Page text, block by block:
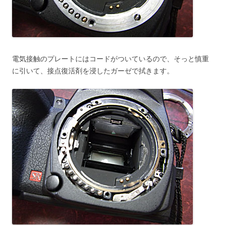
電気接触のプレートにはコードがついているので、そっと慎重
に引いて、接点復活剤を浸したガーゼで拭きます。